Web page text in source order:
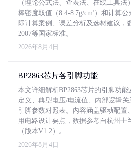
（理论公式法、查表法、在线工具法
棒密度取值（8.4-8.7g/cm³）和计算
际计算案例、误差分析及选材建议，
2007等国家标准。
2026年8月4日
BP2863芯片各引脚功能
本文详细解析BP2863芯片的引脚功
定义、典型电压/电流值、内部逻辑
引脚参数对照表。内容涵盖驱动配置
用电路设计要点，数据参考自杭州士
（版本V1.2）。
2026年8月4日